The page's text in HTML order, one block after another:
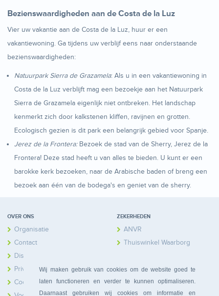
Wij maken gebruik van cookies om de website goed te
laten functioneren en verder te kunnen optimaliseren.
Daarnaast gebruiken wij cookies om informatie en
Bezienswaardigheden aan de Costa de la Luz
Vier uw vakantie aan de Costa de la Luz, huur er een
vakantiewoning. Ga tijdens uw verblijf eens naar onderstaande
bezienswaardigheden:
Natuurpark Sierra de Grazamela: Als u in een vakantiewoning in
Costa de la Luz verblijft mag een bezoekje aan het Natuurpark
Sierra de Grazamela eigenlijk niet ontbreken. Het landschap
kenmerkt zich door kalkstenen kliffen, ravijnen en grotten.
Ecologisch gezien is dit park een belangrijk gebied voor Spanje.
Jerez de la Frontera: Bezoek de stad van de Sherry, Jerez de la
Frontera! Deze stad heeft u van alles te bieden. U kunt er een
barokke kerk bezoeken, naar de Arabische baden of breng een
bezoek aan één van de bodega's en geniet van de sherry.
OVER ONS
Organisatie
Contact
Disclaimer
Privacy
Cookies
ZEKERHEDEN
ANVR
Thuiswinkel Waarborg